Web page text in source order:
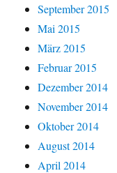
September 2015
Mai 2015
März 2015
Februar 2015
Dezember 2014
November 2014
Oktober 2014
August 2014
April 2014